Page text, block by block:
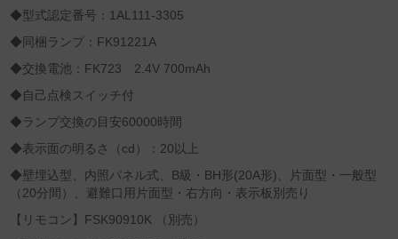
◆型式認定番号：1AL111-3305
◆同梱ランプ：FK91221A
◆交換電池：FK723 2.4V 700mAh
◆自己点検スイッチ付
◆ランプ交換の目安60000時間
◆表示面の明るさ（cd）：20以上
◆壁埋込型、内照パネル式、B級・BH形(20A形)、片面型・一般型
（20分間）、避難口用片面型・右方向・表示板別売り
【リモコン】FSK90910K （別売）